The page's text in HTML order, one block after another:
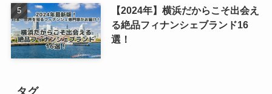
【2024年】横浜だからこそ出会え
る絶品フィナンシェブランド16
選！
タグ